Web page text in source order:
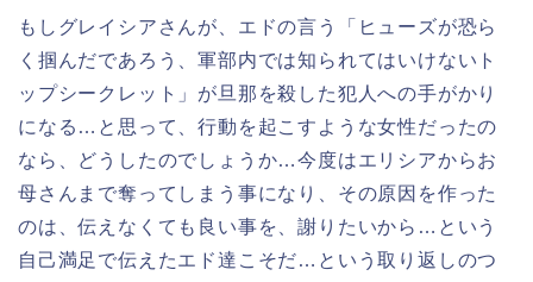
もしグレイシアさんが、エドの言う「ヒューズが恐ら
く掴んだであろう、軍部内では知られてはいけないト
ップシークレット」が旦那を殺した犯人への手がかり
になる…と思って、行動を起こすような女性だったの
なら、どうしたのでしょうか…今度はエリシアからお
母さんまで奪ってしまう事になり、その原因を作った
のは、伝えなくても良い事を、謝りたいから…という
自己満足で伝えたエド達こそだ…という取り返しのつ